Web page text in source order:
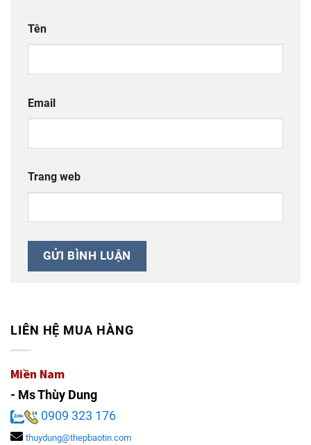
Tên
Email
Trang web
LIÊN HỆ MUA HÀNG
Miền Nam
- Ms Thùy Dung
0909 323 176
thuydung@thepbaotin.com